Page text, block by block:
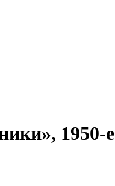
1950-е